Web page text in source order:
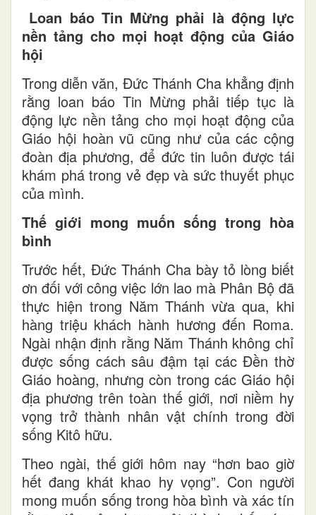
Loan báo Tin Mừng phải là động lực
nền tảng cho mọi hoạt động của Giáo
hội
Trong diễn văn, Đức Thánh Cha khẳng định
rằng loan báo Tin Mừng phải tiếp tục là
động lực nền tảng cho mọi hoạt động của
Giáo hội hoàn vũ cũng như của các cộng
đoàn địa phương, để đức tin luôn được tái
khám phá trong vẻ đẹp và sức thuyết phục
của mình.
Thế giới mong muốn sống trong hòa
bình
Trước hết, Đức Thánh Cha bày tỏ lòng biết
ơn đối với công việc lớn lao mà Phân Bộ đã
thực hiện trong Năm Thánh vừa qua, khi
hàng triệu khách hành hương đến Roma.
Ngài nhận định rằng Năm Thánh không chỉ
được sống cách sâu đậm tại các Đền thờ
Giáo hoàng, nhưng còn trong các Giáo hội
địa phương trên toàn thế giới, nơi niềm hy
vọng trở thành nhân vật chính trong đời
sống Kitô hữu.
Theo ngài, thế giới hôm nay “hơn bao giờ
hết đang khát khao hy vọng”. Con người
mong muốn sống trong hòa bình và xác tín